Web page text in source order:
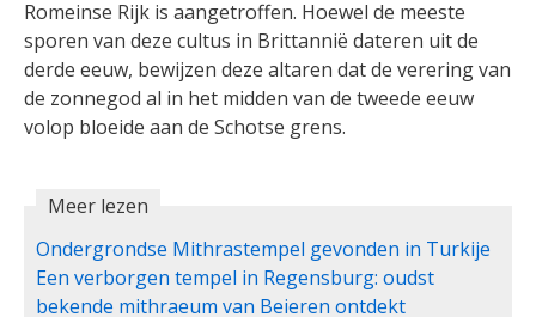
Romeinse Rijk is aangetroffen. Hoewel de meeste
sporen van deze cultus in Brittannië dateren uit de
derde eeuw, bewijzen deze altaren dat de verering van
de zonnegod al in het midden van de tweede eeuw
volop bloeide aan de Schotse grens.
Meer lezen
Ondergrondse Mithrastempel gevonden in Turkije
Een verborgen tempel in Regensburg: oudst
bekende mithraeum van Beieren ontdekt